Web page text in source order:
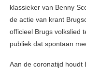
klassieker van Benny
de actie van krant
officieel Brugs volkslied
publiek dat spontaan
Aan de coronatijd houdt